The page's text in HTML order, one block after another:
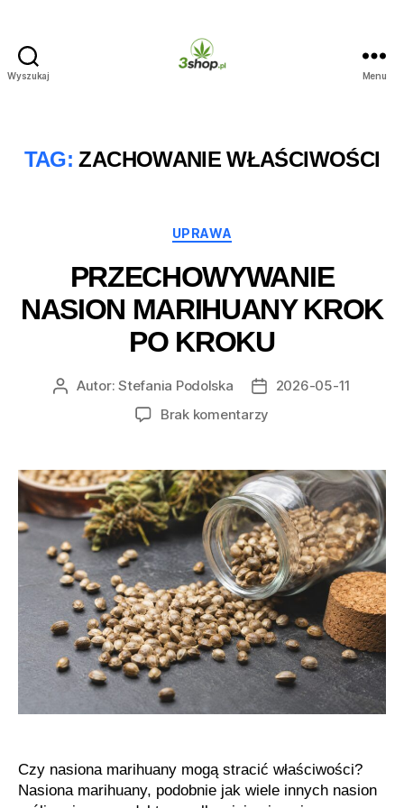
Wyszukaj Menu
TAG: ZACHOWANIE WŁAŚCIWOŚCI
Kategorie
UPRAWA
PRZECHOWYWANIE
NASION MARIHUANY KROK
PO KROKU
AutorAutor:Stefania Podolska
Data2026-05-11
Brak komentarzy
marihuany
krok
po
kroku
Czy nasiona marihuany mogą stracić właściwości?
Nasiona marihuany, podobnie jak wiele innych nasion